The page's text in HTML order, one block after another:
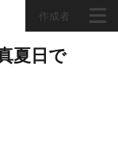
作成者
夏日で